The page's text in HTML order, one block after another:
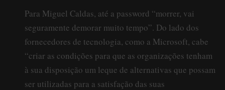
Para Miguel Caldas, até a password “morrer, vai
seguramente demorar muito tempo”. Do lado dos
fornecedores de tecnologia, como a Microsoft, cabe
“criar as condições para que as organizações tenham
à sua disposição um leque de alternativas que possam
ser utilizadas para a satisfação das suas